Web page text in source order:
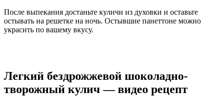
После выпекания достаньте куличи из духовки и оставьте
остывать на решетке на ночь. Остывшие панеттоне можно
украсить по вашему вкусу.
Легкий бездрожжевой шоколадно-
творожный кулич — видео рецепт